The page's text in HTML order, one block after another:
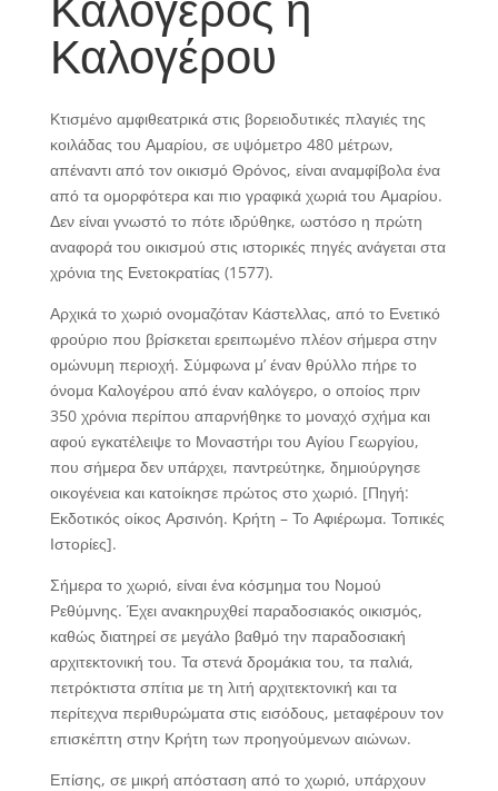
Καλογέρου
Κτισμένο αμφιθεατρικά στις βορειοδυτικές πλαγιές της
κοιλάδας του Αμαρίου, σε υψόμετρο 480 μέτρων,
απέναντι από τον οικισμό Θρόνος, είναι αναμφίβολα ένα
από τα ομορφότερα και πιο γραφικά χωριά του Αμαρίου.
Δεν είναι γνωστό το πότε ιδρύθηκε, ωστόσο η πρώτη
αναφορά του οικισμού στις ιστορικές πηγές ανάγεται στα
χρόνια της Ενετοκρατίας (1577).
Αρχικά το χωριό ονομαζόταν Κάστελλας, από το Ενετικό
φρούριο που βρίσκεται ερειπωμένο πλέον σήμερα στην
ομώνυμη περιοχή. Σύμφωνα μ’ έναν θρύλλο πήρε το
όνομα Καλογέρου από έναν καλόγερο, ο οποίος πριν
350 χρόνια περίπου απαρνήθηκε το μοναχό σχήμα και
αφού εγκατέλειψε το Μοναστήρι του Αγίου Γεωργίου,
που σήμερα δεν υπάρχει, παντρεύτηκε, δημιούργησε
οικογένεια και κατοίκησε πρώτος στο χωριό. [Πηγή:
Εκδοτικός οίκος Αρσινόη. Κρήτη – Το Αφιέρωμα. Τοπικές
Ιστορίες].
Σήμερα το χωριό, είναι ένα κόσμημα του Νομού
Ρεθύμνης. Έχει ανακηρυχθεί παραδοσιακός οικισμός,
καθώς διατηρεί σε μεγάλο βαθμό την παραδοσιακή
αρχιτεκτονική του. Τα στενά δρομάκια του, τα παλιά,
πετρόκτιστα σπίτια με τη λιτή αρχιτεκτονική και τα
περίτεχνα περιθυρώματα στις εισόδους, μεταφέρουν τον
επισκέπτη στην Κρήτη των προηγούμενων αιώνων.
Επίσης, σε μικρή απόσταση από το χωριό, υπάρχουν